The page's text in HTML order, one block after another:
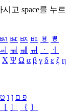
고 space를 누르
ㅴ ㅵ ㅶ ㅷ ㅸ
ㅹ
ㆉ ㆊ ㆋ ㆌ ㆍ
ㆎ
Χ Ψ Ω α β γ δ ε ζ η
פ ם ן ו ט
［ ］ ｛ ｝